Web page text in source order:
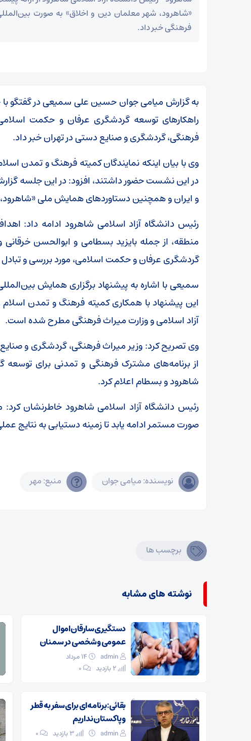
«شاهرود، شهر معلمان دین و اخلاق» به صورت
فرهنگی خبر داد.
به گزارش میامی جوان حسین علی سمیعی در گفتگو با
راهکارهای توسعه گردشگری عرفان و حکمت
فرهنگی، گردشگری و صنایع دستی در تهران خبر داد.
وی با بیان اینکه نمایندگان کمیته فرهنگ و تمدن
در این نشست حضور داشتند، افزود: در این جلسه
و ایران و همچنین دستاوردهای همایش ملی
رئیس دانشگاه آزاد اسلامی شاهرود ادامه داد:
منطقه، از جمله بایزید بسطامی و ابوالحسن
گردشگری عرفان و حکمت اسلامی، مورد بررسی و تبادل
سمیعی با اشاره به پیشنهاد برگزاری همایش
این پیشنهاد با همکاری کمیته فرهنگ و تمدن اسلام
آزاد اسلامی و وزارت میراث فرهنگی مطرح شده است.
وی تصریح کرد: وزیر میراث فرهنگی، گردشگری و
از برنامه‌های مشترک فرهنگی و تمدنی برای
شاهرود و بسطام اعلام کرد.
رئیس دانشگاه آزاد اسلامی شاهرود خاطرنشان
صورت مستمر ادامه یابد تا زمینه دستیابی به نتایج
نویسنده: میامی جوان منبع: مهر
برچسب ها
نوشته های مشابه
دستگیری سارقان اموال
عمومی و شخصی در سمنان
admin
۰
بقائی: برنامه‌ای برای سفر به قطر
و پاکستان نداریم
admin ۰